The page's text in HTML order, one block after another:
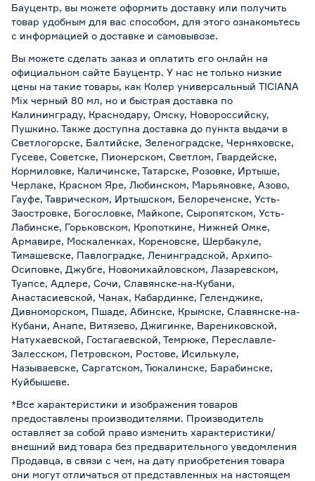
Бауцентр, вы можете оформить доставку или получить
товар удобным для вас способом, для этого ознакомьтесь
с информацией о доставке и самовывозе.
Вы можете сделать заказ и оплатить его онлайн на
официальном сайте Бауцентр. У нас не только низкие
цены на такие товары, как Колер универсальный TICIANA
Mix черный 80 мл, но и быстрая доставка по
Калининграду, Краснодару, Омску, Новороссийску,
Пушкино. Также доступна доставка до пункта выдачи в
Светлогорске, Балтийске, Зеленоградске, Черняховске,
Гусеве, Советске, Пионерском, Светлом, Гвардейске,
Кормиловке, Каличинске, Татарске, Розовке, Иртыше,
Черлаке, Красном Яре, Любинском, Марьяновке, Азово,
Гауфе, Таврическом, Иртышском, Белореченске, Усть-
Заостровке, Богословке, Майкопе, Сыропятском, Усть-
Лабинске, Горьковском, Кропоткине, Нижней Омке,
Армавире, Москаленках, Кореновске, Шербакуле,
Тимашевске, Павлоградке, Ленинградской, Архипо-
Осиповке, Джубге, Новомихайловском, Лазаревском,
Туапсе, Адлере, Сочи, Славянске-на-Кубани,
Анастасиевской, Чанах, Кабардинке, Геленджике,
Дивноморском, Пшаде, Абинске, Крымске, Славянске-на-
Кубани, Анапе, Витязево, Джигинке, Варениковской,
Натухаевской, Гостагаевской, Темрюке, Переславле-
Залесском, Петровском, Ростове, Исилькуле,
Называевске, Саргатском, Тюкалинске, Барабинске,
Куйбышеве.
*Все характеристики и изображения товаров
предоставлены производителями. Производитель
оставляет за собой право изменить характеристики/
внешний вид товара без предварительного уведомления
Продавца, в связи с чем, на дату приобретения товара
они могут отличаться от представленных на настоящем